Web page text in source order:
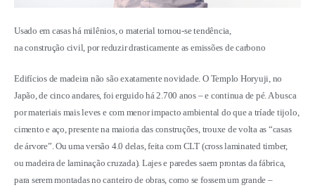
Usado em casas há milênios, o material tornou-se tendência,
na construção civil, por reduzir drasticamente as emissões de carbono
Edifícios de madeira não são exatamente novidade. O Templo Horyuji, no
Japão, de cinco andares, foi erguido há 2.700 anos – e continua de pé. A busca
por materiais mais leves e com menor impacto ambiental do que a tríade tijolo,
cimento e aço, presente na maioria das construções, trouxe de volta as “casas
de árvore”. Ou uma versão 4.0 delas, feita com CLT (cross laminated timber,
ou madeira de laminação cruzada). Lajes e paredes saem prontas da fábrica,
para serem montadas no canteiro de obras, como se fossem um grande –